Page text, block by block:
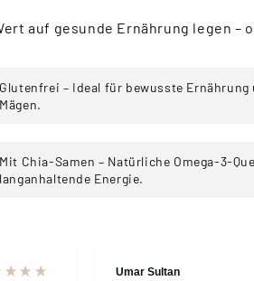
auf gesunde Ernährung legen –
Glutenfrei – Ideal für bewusste Ernährung
Mägen.
Mit Chia-Samen – Natürliche Omega-3-
langanhaltende Energie.
Umar Sultan